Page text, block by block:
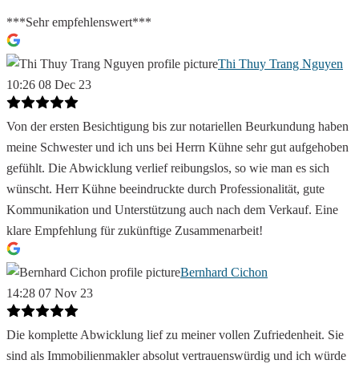
***Sehr empfehlenswert***
Thi Thuy Trang Nguyen
10:26 08 Dec 23
Von der ersten Besichtigung bis zur notariellen Beurkundung haben
meine Schwester und ich uns bei Herrn Kühne sehr gut aufgehoben
gefühlt. Die Abwicklung verlief reibungslos, so wie man es sich
wünscht. Herr Kühne beeindruckte durch Professionalität, gute
Kommunikation und Unterstützung auch nach dem Verkauf. Eine
klare Empfehlung für zukünftige Zusammenarbeit!
Bernhard Cichon
14:28 07 Nov 23
Die komplette Abwicklung lief zu meiner vollen Zufriedenheit. Sie
sind als Immobilienmakler absolut vertrauenswürdig und ich würde